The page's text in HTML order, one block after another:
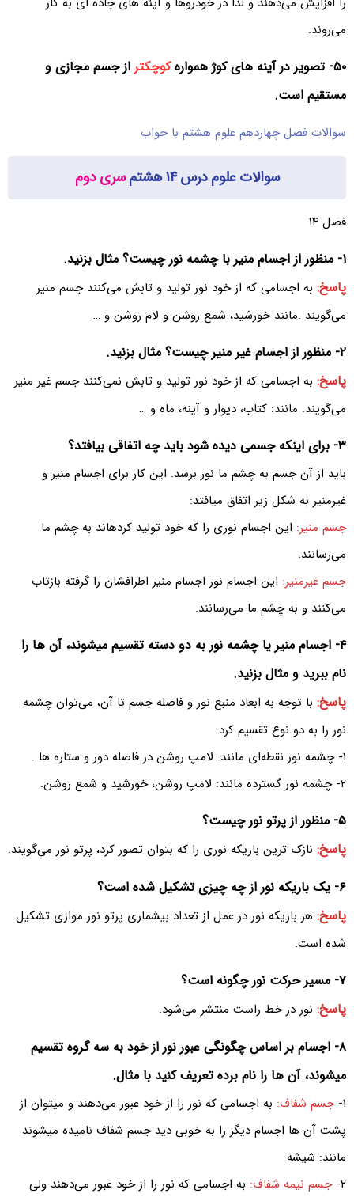
می‌روند.
۵۰- تصویر در آینه های کوژ همواره کوچکتر از جسم مجازی و
مستقیم است.
سوالات فصل چهاردهم علوم هشتم با جواب
سوالات علوم درس ۱۴ هشتم سری دوم
فصل ۱۴
۱- منظور از اجسام منیر با چشمه نور چیست؟ مثال بزنید.
پاسخ: به اجسامی که از خود نور تولید و تابش می‌کنند جسم منیر
می‌‌گویند .مانند خورشید، شمع روشن و لام روشن و …
۲- منظور از اجسام غیر منیر چیست؟ مثال بزنید.
پاسخ: به اجسامی که از خود نور تولید و تابش نمی‌کنند جسم غیر منیر
می‌‌گویند. مانند: کتاب، دیوار و آینه، ماه و …
۳- برای اینکه جسمی دیده شود باید چه اتفاقی بیافتد؟
باید از آن جسم به چشم ما نور برسد. این کار برای اجسام منیر و
غیرمنیر به شکل زیر اتفاق میافتد:
جسم منیر: این اجسام نوری را که خود تولید کردهاند به چشم ما
می‌رسانند.
جسم غیرمنیر: این اجسام نور اجسام منیر اطرافشان را گرفته بازتاب
می‌کنند و به چشم ما می‌رسانند.
۴- اجسام منیر یا چشمه نور به دو دسته تقسیم میشوند، آن ها را
نام ببرید و مثال بزنید.
پاسخ: با توجه به ابعاد منبع نور و فاصله جسم تا آن، می‌توان چشمه
نور را به دو نوع تقسیم کرد:
۱- چشمه نور نقطه‌ای مانند: لامپ روشن در فاصله دور و ستاره ها .
۲- چشمه نور گسترده مانند: لامپ روشن، خورشید و شمع روشن.
۵- منظور از پرتو نور چیست؟
پاسخ: نازک ترین باریکه نوری را که بتوان تصور کرد، پرتو نور می‌‌گویند.
۶- یک باریکه نور از چه چیزی تشکیل شده است؟
پاسخ: هر باریکه نور در عمل از تعداد بیشماری پرتو نور موازی تشکیل
شده است.
۷- مسیر حرکت نور چگونه است؟
پاسخ: نور در خط راست منتشر می‌شود.
۸- اجسام بر اساس چگونگی عبور نور از خود به سه گروه تقسیم
میشوند، آن ها را نام برده تعریف کنید با مثال.
۱- جسم شفاف: به اجسامی که نور را از خود عبور می‌دهند و میتوان از
پشت آن ها اجسام دیگر را به خوبی دید جسم شفاف نامیده میشوند
مانند: شیشه
۲- جسم نیمه شفاف: به اجسامی که نور را از خود عبور می‌دهند ولی